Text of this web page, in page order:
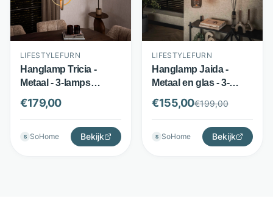
LIFESTYLEFURN
Hanglamp Tricia -
Metaal - 3-lamps
getrapt design - Beige
- LifestyleFurn
€179,00
S SoHome Bekijk
LIFESTYLEFURN
Hanglamp Jaida -
Metaal en glas - 3-
lamps smoke-glas -
Zwart - LifestyleFurn
€155,00€199,00
S SoHome Bekijk